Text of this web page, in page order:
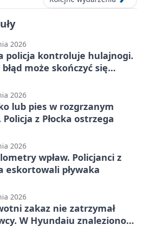
2026
policja kontroluje hulajnogi.
błąd może skończyć się
2026
lub pies w rozgrzanym
z Płocka ostrzega
2026
wpław. Policjanci z
eskortowali pływaka
2026
zakaz nie zatrzymał
W Hyundaiu znaleziono